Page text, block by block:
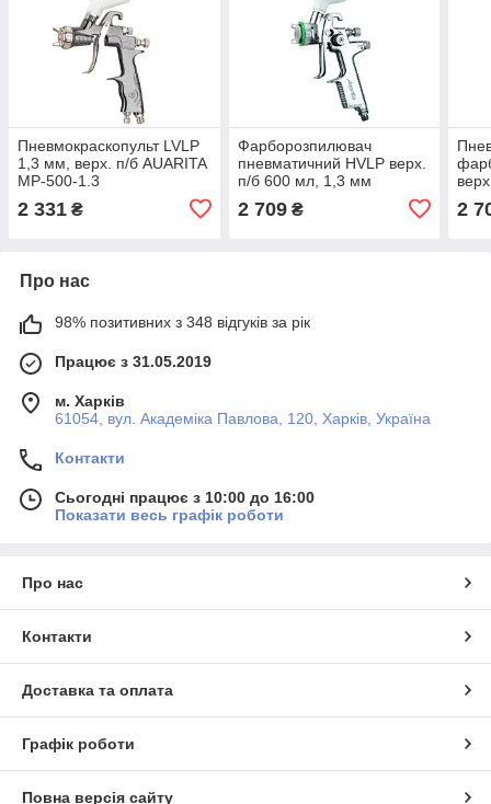
Пневмокраскопульт LVLP
1,3 мм, верх. п/б AUARITA
MP-500-1.3
2 331 ₴
Фарборозпилювач
пневматичний HVLP верх.
п/б 600 мл, 1,3 мм
2 709₴ 2
Про нас
98% позитивних з 348 відгуків за рік
Працює з 31.05.2019
м. Харків
61054, вул. Академіка Павлова, 120, Харків, Україна
Контакти
Сьогодні працює з 10:00 до 16:00
Показати весь графік роботи
Про нас
Контакти
Доставка та оплата
Графік роботи
Повна версія сайту